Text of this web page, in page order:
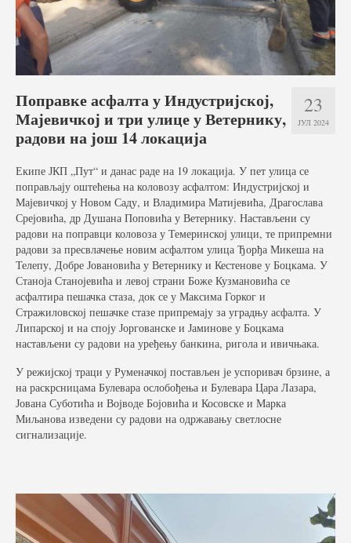
Управа
Услуге
Јавне набавке
Отворени поступак
Рестриктивни поступак
Квалификациони поступак
Преговарачки поступак
Поступак јавне набавке мале вредности
Набавке на које се закон о јавној набавци не
примењује
Галерија
Фото галерија
23
ЈУЛ 2024
Поправке асфалта у Индустријској,
Мајевичкој и три улице у Ветернику,
радови на још 14 локација
Екипе ЈКП „Пут“ и данас раде на 19 локација. У пет улица се
поправљају оштећења на коловозу асфалтом: Индустријској и
Мајевичкој у Новом Саду, и Владимира Матијевића, Драгослава
Срејовића, др Душана Поповића у Ветернику. Настављени су
радови на поправци коловоза у Темеринској улици, те припремни
радови за пресвлачење новим асфалтом улица Ђорђа Микеша на
Телепу, Добре Јовановића у Ветернику и Кестенове у Боцкама. У
Станоја Станојевића и левој страни Боже Кузмановића се
асфалтира пешачка стаза, док се у Максима Горког и
Стражиловској пешачке стазе припремају за уградњу асфалта. У
Липарској и на споју Јоргованске и Јаминове у Боцкама
настављени су радови на уређењу банкина, ригола и ивичњака.
У режијској траци у Руменачкој постављен је успоривач брзине, а
на раскрсницама Булевара ослобођења и Булевара Цара Лазара,
Јована Суботића и Војводе Бојовића и Косовске и Марка
Миљанова изведени су радови на одржавању светлосне
сигнализације.